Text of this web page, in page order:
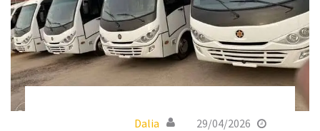
29/04/2026
Dalia